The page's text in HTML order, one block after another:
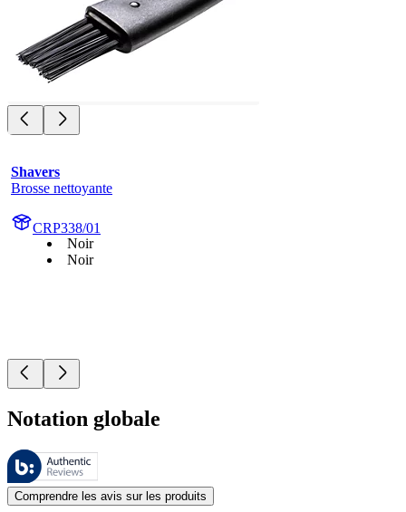
Shavers
Brosse nettoyante
CRP338/01
Noir
Noir
Notation globale
Ces évaluations sont gérées par Bazaarvoice et sont conformes à la
Les avis des clients exprimés sous forme d'évaluations de produits
Comprendre les avis sur les produits